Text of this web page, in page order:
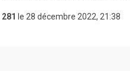
281 le 28 décembre 2022, 21:38